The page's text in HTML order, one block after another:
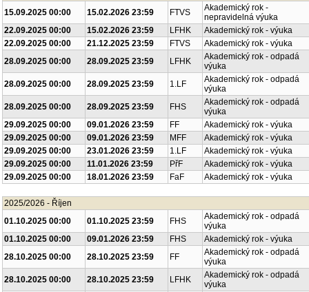
15.09.2025 00:00
15.02.2026 23:59 FTVS
Akademický rok -
nepravidelná výuka
22.09.2025 00:00
15.02.2026 23:59 LFHK
Akademický rok - výuka
22.09.2025 00:00
21.12.2025 23:59 FTVS
Akademický rok - výuka
28.09.2025 00:00
28.09.2025 23:59 LFHK
Akademický rok - odpadá
výuka
28.09.2025 00:00
28.09.2025 23:59 1.LF
Akademický rok - odpadá
výuka
28.09.2025 00:00
28.09.2025 23:59 FHS
Akademický rok - odpadá
výuka
29.09.2025 00:00
09.01.2026 23:59 FF
Akademický rok - výuka
29.09.2025 00:00
09.01.2026 23:59 MFF
Akademický rok - výuka
29.09.2025 00:00
23.01.2026 23:59 1.LF
Akademický rok - výuka
29.09.2025 00:00
11.01.2026 23:59 PřF
Akademický rok - výuka
29.09.2025 00:00
18.01.2026 23:59 FaF Akademický rok - výuka
2025/2026 - Říjen
01.10.2025 00:00
01.10.2025 23:59 FHS
Akademický rok - odpadá
výuka
01.10.2025 00:00
09.01.2026 23:59 FHS
Akademický rok - výuka
28.10.2025 00:00
28.10.2025 23:59 FF
Akademický rok - odpadá
výuka
28.10.2025 00:00
28.10.2025 23:59 LFHK
Akademický rok - odpadá
výuka